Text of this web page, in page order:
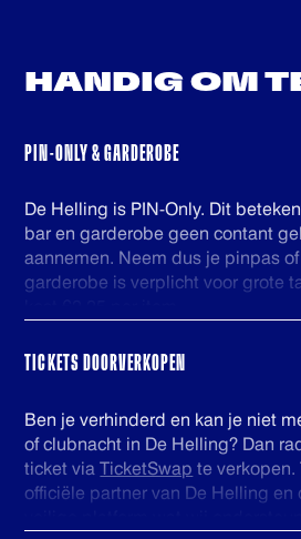
HANDIG OM
PIN-ONLY & GARDEROBE
De Helling is PIN-Only. Dit
bar en garderobe geen contant
aannemen. Neem dus je pinpas
garderobe is verplicht voor grote
TICKETS DOORVERKOPEN
Ben je verhinderd en kan je niet
of clubnacht in De Helling? Dan
ticket viaTicketSwap te verkopen.
officiële partner van De Helling en